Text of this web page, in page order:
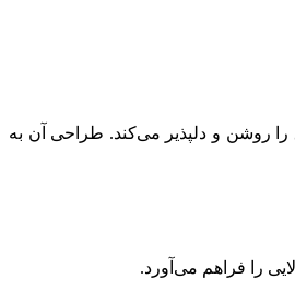
روشن و دلپذیر می‌کند. طراحی آن به
را فراهم می‌آورد.